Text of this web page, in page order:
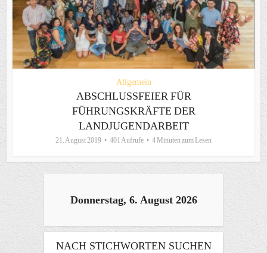
Allgemein
ABSCHLUSSFEIER FÜR
FÜHRUNGSKRÄFTE DER
LANDJUGENDARBEIT
21. August 2019 401 Aufrufe 4 Minuten zum Lesen
Donnerstag, 6. August 2026
NACH STICHWORTEN SUCHEN